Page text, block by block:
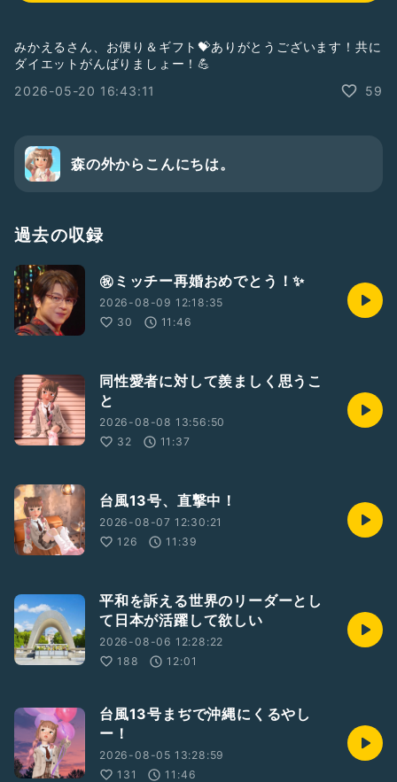
みかえるさん、お便り＆ギフト💝ありがとうございます！共に
ダイエットがんばりましょー！💪
2026-05-20 16:43:11
59
森の外からこんにちは。
過去の収録
㊗️ミッチー再婚おめでとう！✨
2026-08-09 12:18:35
30
11:46
同性愛者に対して羨ましく思うこ
と
2026-08-08 13:56:50
32
11:37
台風13号、直撃中！
2026-08-07 12:30:21
126
11:39
平和を訴える世界のリーダーとし
て日本が活躍して欲しい
2026-08-06 12:28:22
188
12:01
台風13号まぢで沖縄にくるやし
ー！
2026-08-05 13:28:59
131
11:46